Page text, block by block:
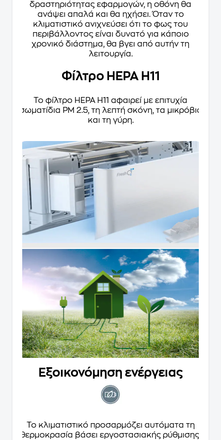
δραστηριότητας εφαρμογών, η οθόνη θα
ανάψει απαλά και θα ηχήσει. Όταν το
κλιματιστικό ανιχνεύσει ότι το φως του
περιβάλλοντος είναι δυνατό για κάποιο
χρονικό διάστημα, θα βγει από αυτήν τη
λειτουργία.
Φίλτρο HEPA H11
Το φίλτρο HEPA H11 αφαιρεί με επιτυχία
σωματίδια PM 2.5, τη λεπτή σκόνη, τα μικρόβια
και τη γύρη.
Εξοικονόμηση ενέργειας
Το κλιματιστικό προσαρμόζει αυτόματα τη
θερμοκρασία βάσει εργοστασιακής ρύθμισης,